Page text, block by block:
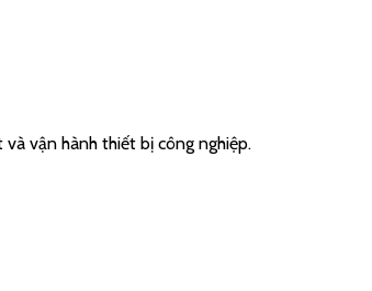
và vận hành thiết bị công nghiệp.